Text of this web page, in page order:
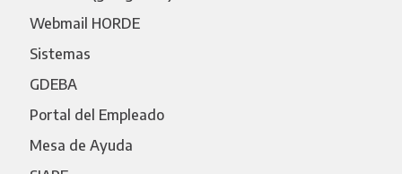
Webmail HORDE
Sistemas
GDEBA
Portal del Empleado
Mesa de Ayuda